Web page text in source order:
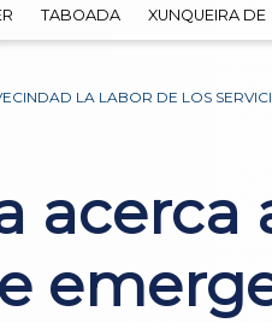
TABOADA XUNQUEIRA
LA LABOR DE LOS
acerca